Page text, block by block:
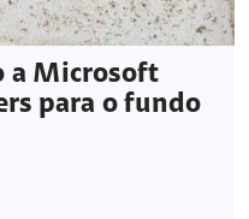
a Microsoft
para o fundo